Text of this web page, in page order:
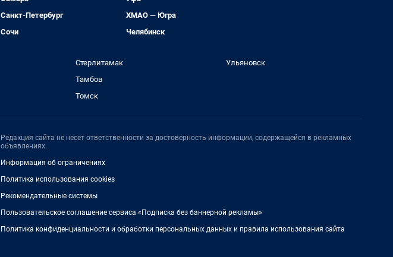
Санкт-Петербург
Сочи
ХМАО — Югра
Челябинск
Стерлитамак
Тамбов
Томск
Ульяновск
Редакция сайта не несет ответственности за достоверность информации, содержащейся в рекламных
объявлениях.
Информация об ограничениях
Политика использования cookies
Рекомендательные системы
Пользовательское соглашение сервиса «Подписка без баннерной рекламы»
Политика конфиденциальности и обработки персональных данных и правила использования сайта